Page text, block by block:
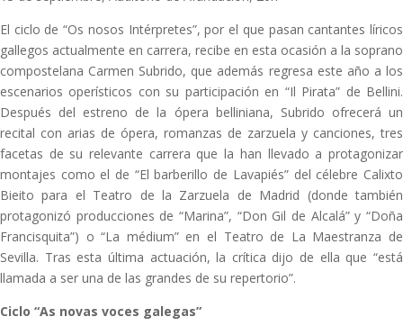
El ciclo de “Os nosos Intérpretes”, por el que pasan cantantes líricos
gallegos actualmente en carrera, recibe en esta ocasión a la soprano
compostelana Carmen Subrido, que además regresa este año a los
escenarios operísticos con su participación en “Il Pirata” de Bellini.
Después del estreno de la ópera belliniana, Subrido ofrecerá un
recital con arias de ópera, romanzas de zarzuela y canciones, tres
facetas de su relevante carrera que la han llevado a protagonizar
montajes como el de “El barberillo de Lavapiés” del célebre Calixto
Bieito para el Teatro de la Zarzuela de Madrid (donde también
protagonizó producciones de “Marina”, “Don Gil de Alcalá” y “Doña
Francisquita”) o “La médium” en el Teatro de La Maestranza de
Sevilla. Tras esta última actuación, la crítica dijo de ella que “está
llamada a ser una de las grandes de su repertorio”.
Ciclo “As novas voces galegas”